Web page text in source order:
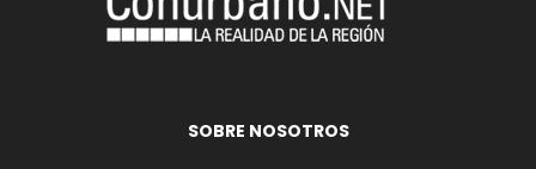
SOBRE NOSOTROS